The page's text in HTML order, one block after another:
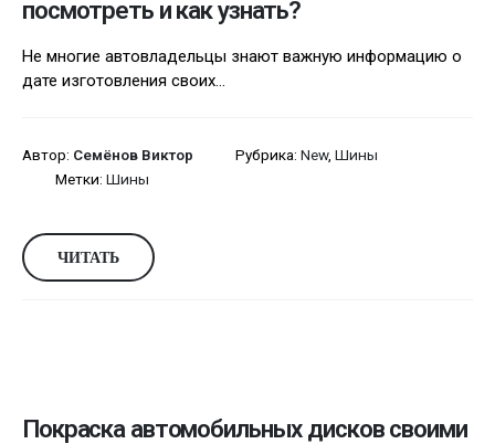
посмотреть и как узнать?
Не многие автовладельцы знают важную информацию о
дате изготовления своих...
Автор: Семёнов Виктор Рубрика: New, Шины
Метки: Шины
ЧИТАТЬ
Покраска автомобильных дисков своими